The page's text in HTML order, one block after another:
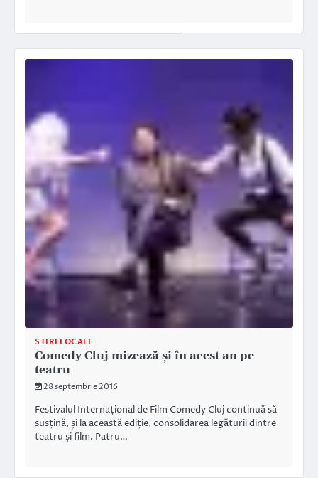
STIRI LOCALE
Comedy Cluj mizează și în acest an pe
teatru
28 septembrie 2016
Festivalul Internațional de Film Comedy Cluj continuă să
susțină, și la această ediție, consolidarea legăturii dintre
teatru și film. Patru…